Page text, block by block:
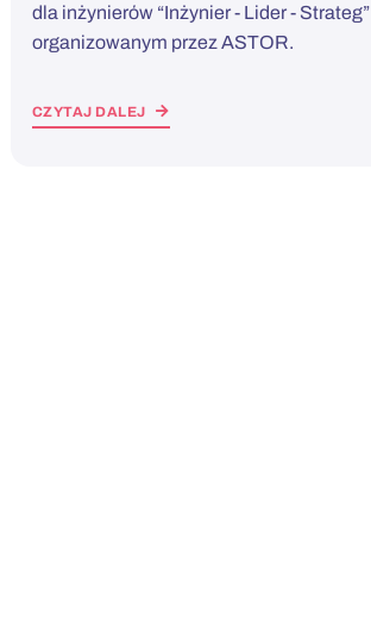
dla inżynierów “Inżynier - Lider - Strateg”
organizowanym przez ASTOR.
CZYTAJ DALEJ